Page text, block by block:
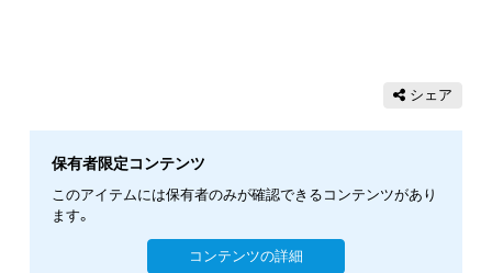
シェア
保有者限定コンテンツ
このアイテムには保有者のみが確認できるコンテンツがあり
ます。
コンテンツの詳細